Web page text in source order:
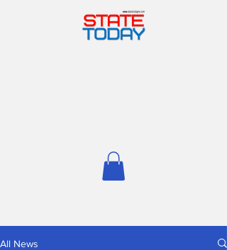
All News